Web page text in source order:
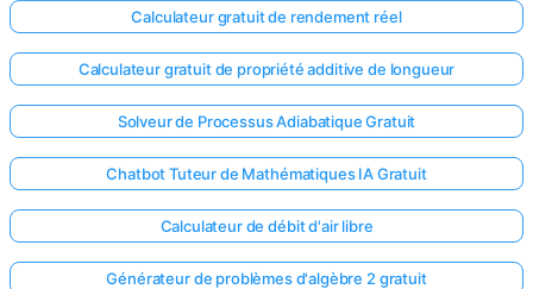
Calculateur gratuit de rendement réel
Calculateur gratuit de propriété additive de longueur
Solveur de Processus Adiabatique Gratuit
Chatbot Tuteur de Mathématiques IA Gratuit
Calculateur de débit d'air libre
Générateur de problèmes d'algèbre 2 gratuit